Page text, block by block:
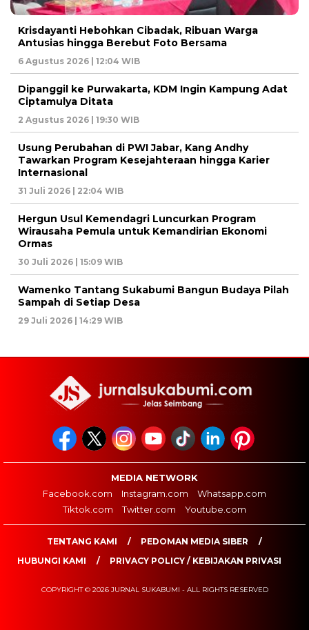
Krisdayanti Hebohkan Cibadak, Ribuan Warga
Antusias hingga Berebut Foto Bersama
6 Agustus 2026 | 12:04 WIB
Dipanggil ke Purwakarta, KDM Ingin Kampung Adat
Ciptamulya Ditata
2 Agustus 2026 | 19:30 WIB
Usung Perubahan di PWI Jabar, Kang Andhy
Tawarkan Program Kesejahteraan hingga Karier
Internasional
31 Juli 2026 | 22:04 WIB
Hergun Usul Kemendagri Luncurkan Program
Wirausaha Pemula untuk Kemandirian Ekonomi
Ormas
30 Juli 2026 | 15:09 WIB
Wamenko Tantang Sukabumi Bangun Budaya Pilah
Sampah di Setiap Desa
29 Juli 2026 | 14:29 WIB
MEDIA NETWORK
Facebook.com
Instagram.com
Whatsapp.com
Tiktok.com
Twitter.com Youtube.com
TENTANG KAMI
PEDOMAN MEDIA SIBER
HUBUNGI KAMI
PRIVACY POLICY / KEBIJAKAN PRIVASI
COPYRIGHT © 2026 JURNAL SUKABUMI - ALL RIGHTS RESERVED